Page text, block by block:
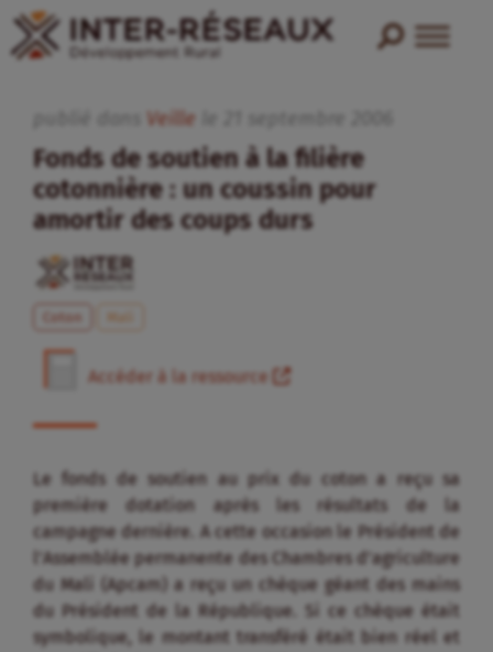
Veille
Fonds de soutien à la filière
cotonnière : un coussin pour
amortir des coups durs
Coton Mali
Accéder à la ressource
Le fonds de soutien au prix du coton a reçu sa
première dotation après les résultats de la
campagne dernière. A cette occasion le Président de
l’Assemblée permanente des Chambres d’agriculture
du Mali (Apcam) a reçu un chèque géant des mains
du Président de la République. Si ce chèque était
symbolique, le montant transféré était bien réel et